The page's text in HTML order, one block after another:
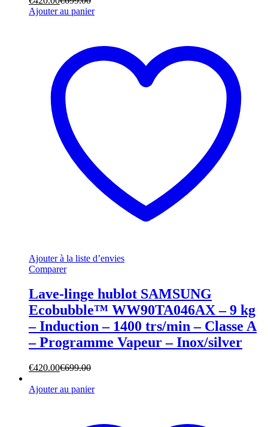
Ajouter au panier
Ajouter à la liste d’envies
Comparer
Lave-linge hublot SAMSUNG
Ecobubble™ WW90TA046AX – 9 kg
– Induction – 1400 trs/min – Classe A
– Programme Vapeur – Inox/silver
€420.00€699.00
Ajouter au panier